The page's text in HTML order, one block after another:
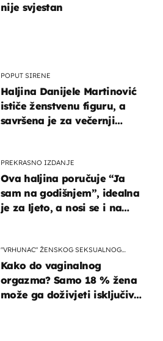
nije svjestan
POPUT SIRENE
Haljina Danijele Martinović
ističe ženstvenu figuru, a
savršena je za večernji
PREKRASNO IZDANJE
Ova haljina poručuje “Ja
sam na godišnjem”, idealna
je za ljeto, a nosi se i na
"VRHUNAC" ŽENSKOG SEKSUALNOG
Kako do vaginalnog
orgazma? Samo 18 % žena
može ga doživjeti isključivo